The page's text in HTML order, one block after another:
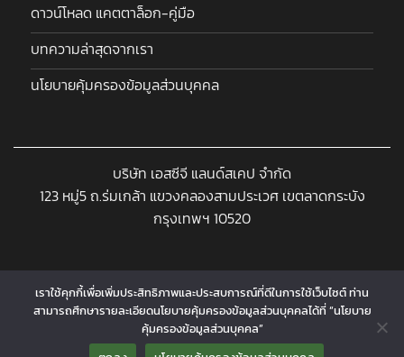
ดาวน์โหลด แคตตาล็อก-คู่มือ
บทความล่าสุดจากเรา
นโยบายคุ้มครองข้อมูลส่วนบุคคล
บริษัท เอสซีจี แลนด์สเคป จำกัด
123 หมู่5 ถ.ร่มเกล้า แขวงคลองสามประเวศ เขตลาดกระบัง
กรุงเทพฯ 10520
Copyright 2026 © www.landscapeproshop.com Designed and
Developed byCJ Soft Co., Ltd.
เราใช้คุกกี้เพื่อเพิ่มประสิทธิภาพและประสบการณ์ที่ดีในการใช้เว็บไซต์ ท่าน
สามารถศึกษารายละเอียดนโยบายคุ้มครองข้อมูลส่วนบุคคลได้ที่ “นโยบาย
คุ้มครองข้อมูลส่วนบุคคล”Contact us